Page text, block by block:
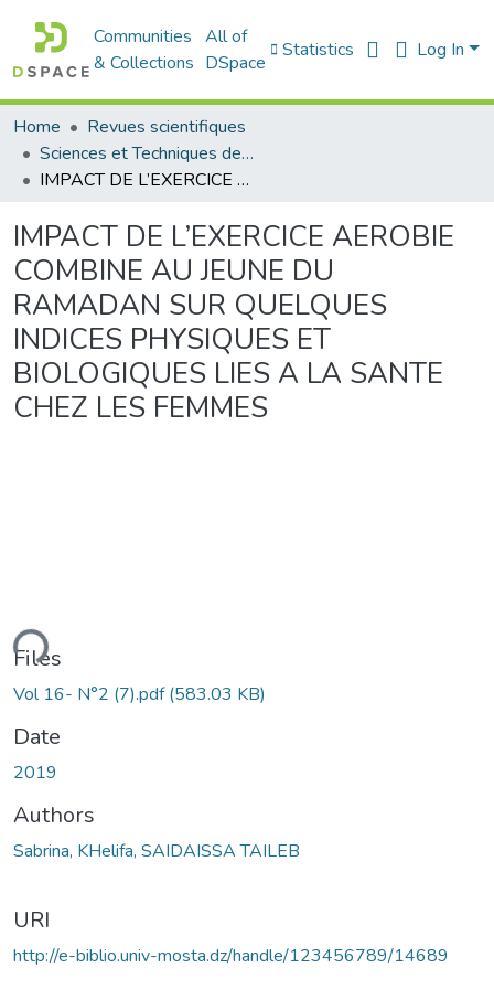
Communities
& Collections
All of
DSpace
Statistics Log In
Home
Revues scientifiques
Sciences et Techniques des Activités Physiques et Sportives (RISTAPS)
IMPACT DE L’EXERCICE AEROBIE COMBINE AU JEUNE DU RAMADAN SUR QUELQUES INDICES PHYSIQUES ET BIOLOGIQUES LIES A LA SANTE CHEZ LES FEMMES
IMPACT DE L’EXERCICE AEROBIE
COMBINE AU JEUNE DU
RAMADAN SUR QUELQUES
INDICES PHYSIQUES ET
BIOLOGIQUES LIES A LA SANTE
CHEZ LES FEMMES
Files
Vol 16- N°2 (7).pdf(583.03 KB)
Date
2019
Authors
Sabrina, KHelifa, SAIDAISSA TAILEB
URI
http://e-biblio.univ-mosta.dz/handle/123456789/14689